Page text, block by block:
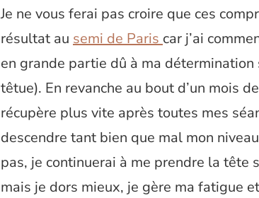
Je ne vous ferai pas croire que ces
résultat au semi de Pariscar j’ai
en grande partie dû à ma
têtue). En revanche au bout d’un mois
récupère plus vite après toutes mes
descendre tant bien que mal mon
pas, je continuerai à me prendre la
mais je dors mieux, je gère ma fatigue